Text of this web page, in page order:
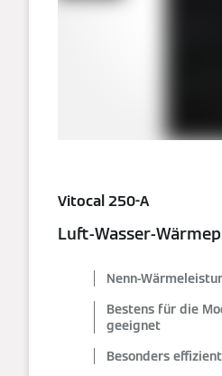
Vitocal 250-A
Luft-Wasser-
Nenn-
Bestens für die
geeignet
Besonders